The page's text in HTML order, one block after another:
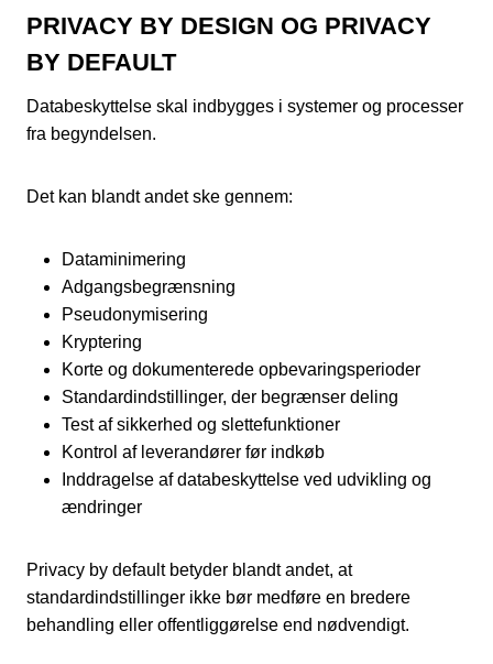
PRIVACY BY DESIGN OG PRIVACY
BY DEFAULT
Databeskyttelse skal indbygges i systemer og processer
fra begyndelsen.
Det kan blandt andet ske gennem:
Dataminimering
Adgangsbegrænsning
Pseudonymisering
Kryptering
Korte og dokumenterede opbevaringsperioder
Standardindstillinger, der begrænser deling
Test af sikkerhed og slettefunktioner
Kontrol af leverandører før indkøb
Inddragelse af databeskyttelse ved udvikling og
ændringer
Privacy by default betyder blandt andet, at
standardindstillinger ikke bør medføre en bredere
behandling eller offentliggørelse end nødvendigt.